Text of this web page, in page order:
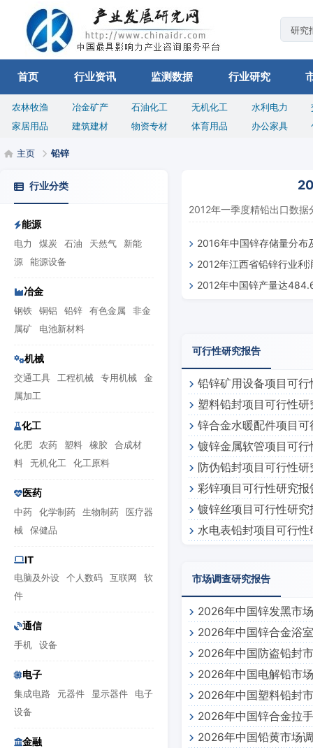
首页 行业资讯 监测数据 行业研究
农林牧渔 冶金矿产 石油化工 无机化工 水利电力
家居用品
建筑建材 物资专材 体育用品 办公家具
主页 铅锌
行业分类
能源
电力 煤炭 石油 天然气
新能
源
能源设备
冶金
钢铁 铜铝 铅锌 有色金属
非金
属矿
电池新材料
机械
交通工具 工程机械 专用机械
金
属加工
化工
化肥 农药 塑料 橡胶
合成材
料
无机化工 化工原料
医药
中药 化学制药 生物制药
医疗器
械
保健品
IT
电脑及外设 个人数码 互联网
软
件
通信
手机 设备
电子
集成电路 元器件 显示器件
电子
设备
金融
2012年一季度精铅出口数据
2016年中国锌存储量分布
2012年江西省铅锌行业利
2012年中国锌产量达
可行性研究报告
铅锌矿用设备项目可行
塑料铅封项目可行性研
锌合金水暖配件项目
镀锌金属软管项目可行
防伪铅封项目可行性研
彩锌项目可行性研究报
镀锌丝项目可行性研究
水电表铅封项目可行性
市场调查研究报告
2026年中国锌发黑市
2026年中国锌合金浴
2026年中国防盗铅封
2026年中国电解铅市
2026年中国塑料铅封
2026年中国锌合金拉
2026年中国铅黄市场